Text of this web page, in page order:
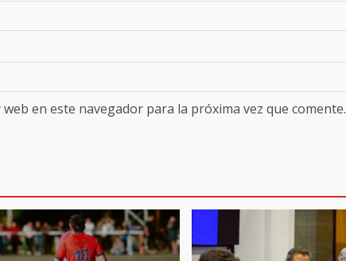
en este navegador para la próxima vez que comente.